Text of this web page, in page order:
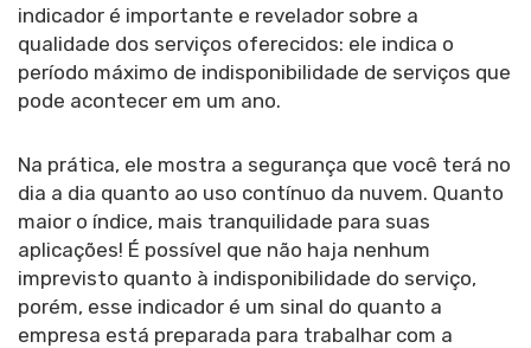
indicador é importante e revelador sobre a
qualidade dos serviços oferecidos: ele indica o
período máximo de indisponibilidade de serviços que
pode acontecer em um ano.
Na prática, ele mostra a segurança que você terá no
dia a dia quanto ao uso contínuo da nuvem. Quanto
maior o índice, mais tranquilidade para suas
aplicações! É possível que não haja nenhum
imprevisto quanto à indisponibilidade do serviço,
porém, esse indicador é um sinal do quanto a
empresa está preparada para trabalhar com a